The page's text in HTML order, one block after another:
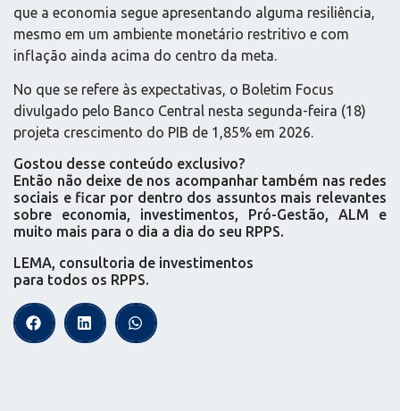
que a economia segue apresentando alguma resiliência,
mesmo em um ambiente monetário restritivo e com
inflação ainda acima do centro da meta.
No que se refere às expectativas, o Boletim Focus
divulgado pelo Banco Central nesta segunda-feira (18)
projeta crescimento do PIB de 1,85% em 2026.
Gostou desse conteúdo exclusivo?
Então não deixe de nos acompanhar também nas redes
sociais e ficar por dentro dos assuntos mais relevantes
sobre economia, investimentos, Pró-Gestão, ALM e
muito mais para o dia a dia do seu RPPS.
LEMA, consultoria de investimentos
para todos os RPPS.